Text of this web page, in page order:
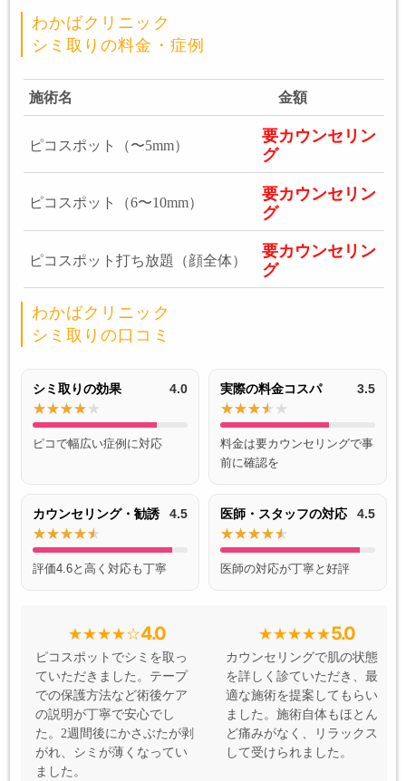
わかばクリニック
シミ取りの料金・症例
施術名 金額
ピコスポット（〜5mm）
要カウンセリン
グ
ピコスポット（6〜10mm）
要カウンセリン
グ
ピコスポット打ち放題（顔全体）
要カウンセリン
グ
わかばクリニック
シミ取りの口コミ
シミ取りの効果 4.0
ピコで幅広い症例に対応
実際の料金コスパ 3.5
料金は要カウンセリングで事
前に確認を
カウンセリング・勧誘 4.5
評価4.6と高く対応も丁寧
医師・スタッフの対応 4.5
医師の対応が丁寧と好評
4.0
ピコスポットでシミを取っ
ていただきました。テープ
での保護方法など術後ケア
の説明が丁寧で安心でし
た。2週間後にかさぶたが剥
がれ、シミが薄くなってい
ました。
5.0
カウンセリングで肌の状態
を詳しく診ていただき、最
適な施術を提案してもらい
ました。施術自体もほとん
ど痛みがなく、リラックス
して受けられました。